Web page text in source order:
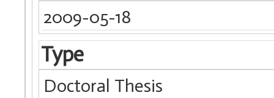
2009-05-18
Type
Doctoral Thesis